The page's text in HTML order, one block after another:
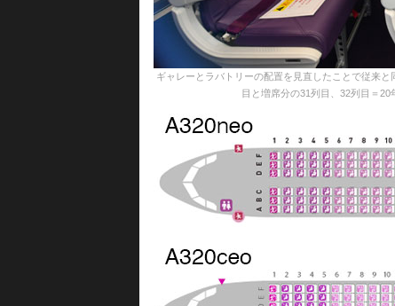
ギャレーとラバトリーの配置を見直したことで従来
目と増席分の31列目、32列目＝